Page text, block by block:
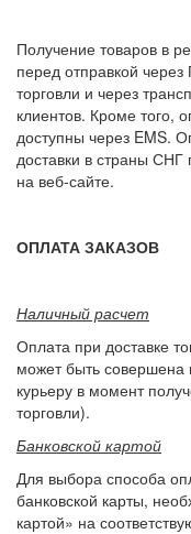
Получение товаров в
перед отправкой
торговли и через
клиентов. Кроме того,
доступны через EMS.
доставки в страны
на веб-сайте.
ОПЛАТА ЗАКАЗОВ
Наличный расчет
Оплата при доставке
может быть совершена
курьеру в момент
торговли).
Банковской картой
Для выбора способа
банковской карты,
картой» на